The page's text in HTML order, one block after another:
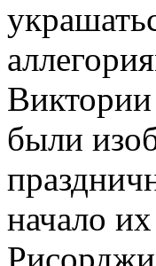
были
начало